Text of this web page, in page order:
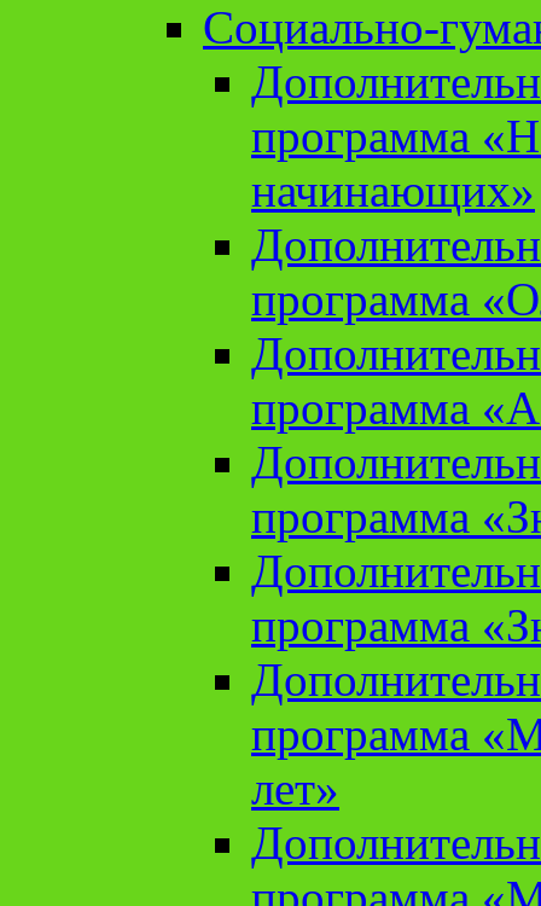
Социально-
программа
начинающих»
программа
программа
программа
программа
программа
лет»